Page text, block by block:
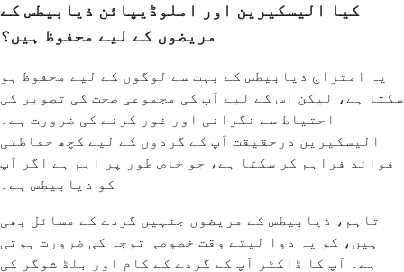
کیا الیسکیرین اور املوڈیپائن ذیابیطس کے
مریضوں کے لیے محفوظ ہیں؟
یہ امتزاج ذیابیطس کے بہت سے لوگوں کے لیے محفوظ ہو
سکتا ہے، لیکن اس کے لیے آپ کی مجموعی صحت کی تصویر کی
احتیاط سے نگرانی اور غور کرنے کی ضرورت ہے۔
الیسکیرین درحقیقت آپ کے گردوں کے لیے کچھ حفاظتی
فوائد فراہم کر سکتا ہے، جو خاص طور پر اہم ہے اگر آپ
کو ذیابیطس ہے۔
تاہم، ذیابیطس کے مریضوں جنہیں گردے کے مسائل بھی
ہیں، کو یہ دوا لیتے وقت خصوصی توجہ کی ضرورت ہوتی
ہے۔ آپ کا ڈاکٹر آپ کے گردے کے کام اور بلڈ شوگر کی